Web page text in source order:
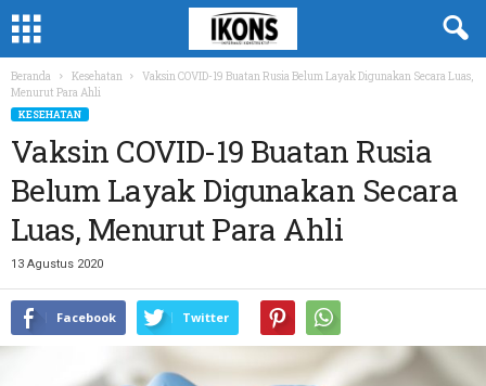
Beranda Kesehatan
Vaksin COVID-19 Buatan Rusia Belum Layak Digunakan Secara Luas,
Menurut Para Ahli
KESEHATAN
Vaksin COVID-19 Buatan Rusia
Belum Layak Digunakan Secara
Luas, Menurut Para Ahli
13 Agustus 2020
Facebook Twitter